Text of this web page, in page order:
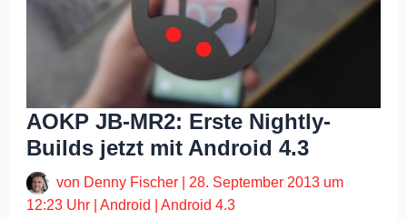
AOKP JB-MR2: Erste Nightly-
Builds jetzt mit Android 4.3
von Denny Fischer
28. September 2013 um
12:23 Uhr |Android |Android 4.3